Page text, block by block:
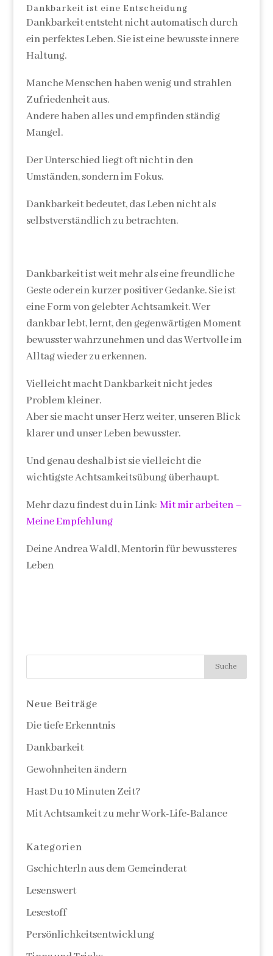
Dankbarkeit ist eine Entscheidung
Dankbarkeit entsteht nicht automatisch durch
ein perfektes Leben. Sie ist eine bewusste innere
Haltung.
Manche Menschen haben wenig und strahlen
Zufriedenheit aus.
Andere haben alles und empfinden ständig
Mangel.
Der Unterschied liegt oft nicht in den
Umständen, sondern im Fokus.
Dankbarkeit bedeutet, das Leben nicht als
selbstverständlich zu betrachten.
Dankbarkeit ist weit mehr als eine freundliche
Geste oder ein kurzer positiver Gedanke. Sie ist
eine Form von gelebter Achtsamkeit. Wer
dankbar lebt, lernt, den gegenwärtigen Moment
bewusster wahrzunehmen und das Wertvolle im
Alltag wieder zu erkennen.
Vielleicht macht Dankbarkeit nicht jedes
Problem kleiner.
Aber sie macht unser Herz weiter, unseren Blick
klarer und unser Leben bewusster.
Und genau deshalb ist sie vielleicht die
wichtigste Achtsamkeitsübung überhaupt.
Mehr dazu findest du in Link: Mit mir arbeiten –
Meine Empfehlung
Deine Andrea Waldl, Mentorin für bewussteres
Leben
Neue Beiträge
Die tiefe Erkenntnis
Dankbarkeit
Gewohnheiten ändern
Hast Du 10 Minuten Zeit?
Mit Achtsamkeit zu mehr Work-Life-Balance
Kategorien
Gschichterln aus dem Gemeinderat
Lesenswert
Lesestoff
Persönlichkeitsentwicklung